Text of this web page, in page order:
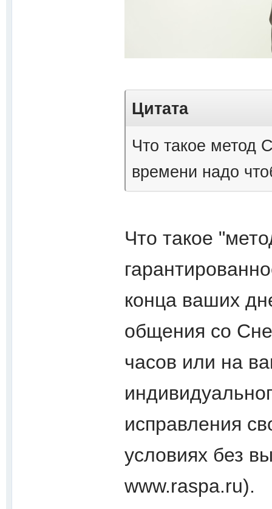
Цитата
Что такое метод
времени надо
Что такое
конца ваших
общения со
часов или на
исправления
условиях без
www.raspa.ru).